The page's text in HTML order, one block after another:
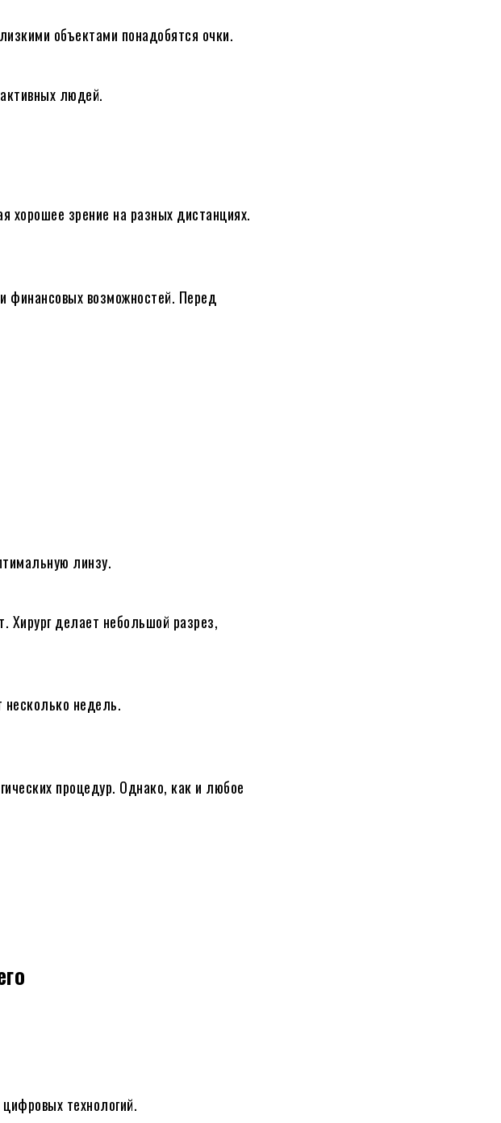
объектами понадобятся очки.
людей.
хорошее зрение на разных дистанциях.
финансовых возможностей. Перед
линзу.
Хирург делает небольшой разрез,
недель.
процедур. Однако, как и любое
технологий.